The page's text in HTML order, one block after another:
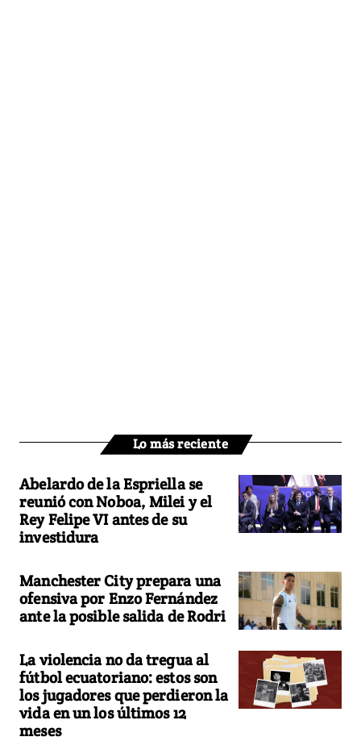
Lo más reciente
Abelardo de la Espriella se
reunió con Noboa, Milei y el
Rey Felipe VI antes de su
investidura
Manchester City prepara una
ofensiva por Enzo Fernández
ante la posible salida de Rodri
La violencia no da tregua al
fútbol ecuatoriano: estos son
los jugadores que perdieron la
vida en un los últimos 12
meses